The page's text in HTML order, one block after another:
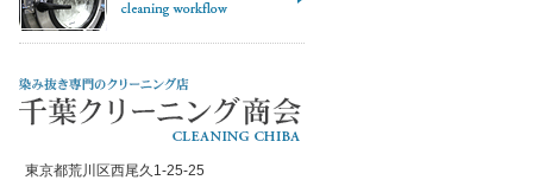
東京都荒川区西尾久1-25-25